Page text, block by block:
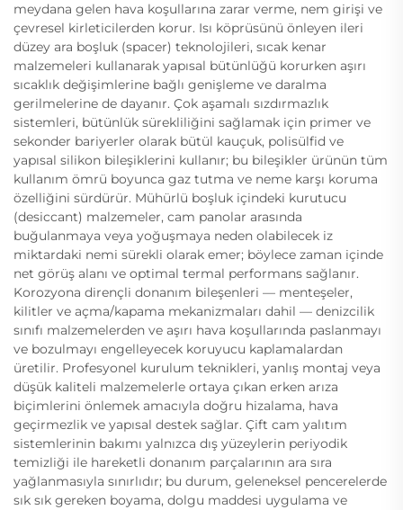
meydana gelen hava koşullarına zarar verme, nem girişi ve
çevresel kirleticilerden korur. Isı köprüsünü önleyen ileri
düzey ara boşluk (spacer) teknolojileri, sıcak kenar
malzemeleri kullanarak yapısal bütünlüğü korurken aşırı
sıcaklık değişimlerine bağlı genişleme ve daralma
gerilmelerine de dayanır. Çok aşamalı sızdırmazlık
sistemleri, bütünlük sürekliliğini sağlamak için primer ve
sekonder bariyerler olarak bütül kauçuk, polisülfid ve
yapısal silikon bileşiklerini kullanır; bu bileşikler ürünün tüm
kullanım ömrü boyunca gaz tutma ve neme karşı koruma
özelliğini sürdürür. Mühürlü boşluk içindeki kurutucu
(desiccant) malzemeler, cam panolar arasında
buğulanmaya veya yoğuşmaya neden olabilecek iz
miktardaki nemi sürekli olarak emer; böylece zaman içinde
net görüş alanı ve optimal termal performans sağlanır.
Korozyona dirençli donanım bileşenleri — menteşeler,
kilitler ve açma/kapama mekanizmaları dahil — denizcilik
sınıfı malzemelerden ve aşırı hava koşullarında paslanmayı
ve bozulmayı engelleyecek koruyucu kaplamalardan
üretilir. Profesyonel kurulum teknikleri, yanlış montaj veya
düşük kaliteli malzemelerle ortaya çıkan erken arıza
biçimlerini önlemek amacıyla doğru hizalama, hava
geçirmezlik ve yapısal destek sağlar. Çift cam yalıtım
sistemlerinin bakımı yalnızca dış yüzeylerin periyodik
temizliği ile hareketli donanım parçalarının ara sıra
yağlanmasıyla sınırlıdır; bu durum, geleneksel pencerelerde
sık sık gereken boyama, dolgu maddesi uygulama ve